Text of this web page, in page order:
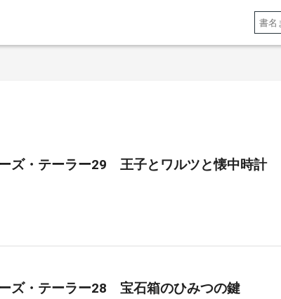
ズ・テーラー29 王子とワルツと懐中時計
ズ・テーラー28 宝石箱のひみつの鍵